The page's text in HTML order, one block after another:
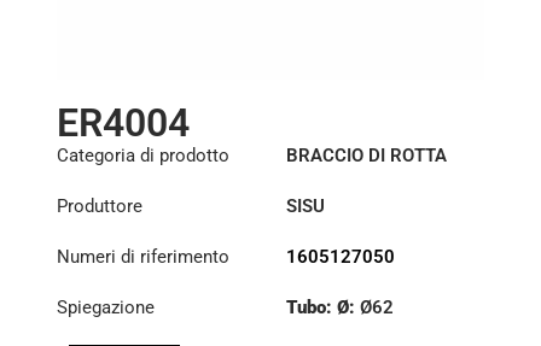
ER4004
Categoria di prodotto BRACCIO DI ROTTA
Produttore SISU
Numeri di riferimento 1605127050
Spiegazione Tubo: Ø: Ø62